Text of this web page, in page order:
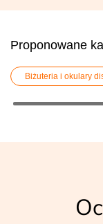
Proponowane
Biżuteria i okulary